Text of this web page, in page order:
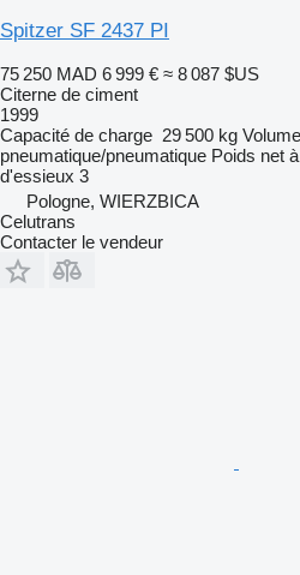
Spitzer SF 2437 PI
75 250 MAD 6 999 € ≈ 8 087 $US
Citerne de ciment
1999
Capacité de charge 29 500 kg Volume
pneumatique/pneumatique Poids net
d'essieux 3
Pologne, WIERZBICA
Celutrans
Contacter le vendeur